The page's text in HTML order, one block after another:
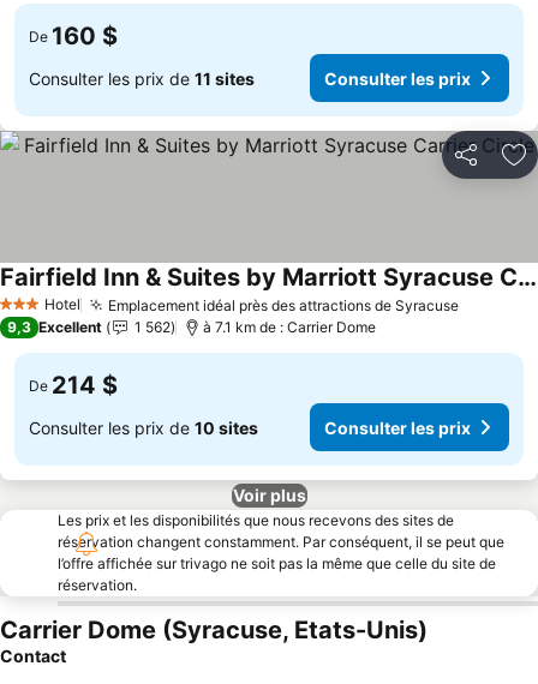
De 160 $
Consulter les prix de 11 sites Consulter les prix
Partager
3 ÉtoilesHotel Emplacement idéal près des attractions de Syracuse
Fairfield Inn & Suites by Marriott Syracuse Carrier Circle
Consulter les prix
9,3 Excellent 1 562 à 7.1 km de : Carrier Dome
De 214 $
Consulter les prix de 10 sites Consulter les prix
Voir plus
Les prix et les disponibilités que nous recevons des sites de
réservation changent constamment. Par conséquent, il se peut que
l’offre affichée sur trivago ne soit pas la même que celle du site de
réservation.
Carrier Dome (Syracuse, Etats-Unis)
Contact